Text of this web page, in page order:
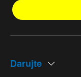
Darujte